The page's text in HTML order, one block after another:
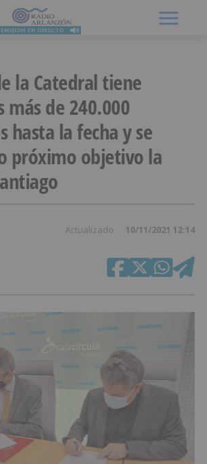
la Catedral tiene
más de 240.000
hasta la fecha y se
próximo objetivo la
Actualizado 10/11/2021 12:14